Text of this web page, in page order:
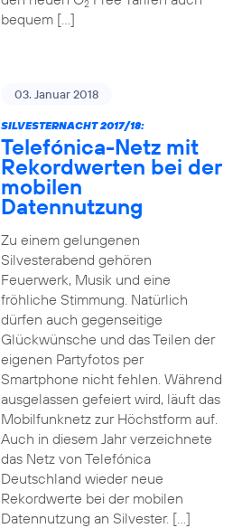
2
bequem […]
03. Januar 2018
SILVESTERNACHT 2017/18:
Telefónica-Netz mit
Rekordwerten bei der
mobilen
Datennutzung
Zu einem gelungenen
Silvesterabend gehören
Feuerwerk, Musik und eine
fröhliche Stimmung. Natürlich
dürfen auch gegenseitige
Glückwünsche und das Teilen der
eigenen Partyfotos per
Smartphone nicht fehlen. Während
ausgelassen gefeiert wird, läuft das
Mobilfunknetz zur Höchstform auf.
Auch in diesem Jahr verzeichnete
das Netz von Telefónica
Deutschland wieder neue
Rekordwerte bei der mobilen
Datennutzung an Silvester. […]